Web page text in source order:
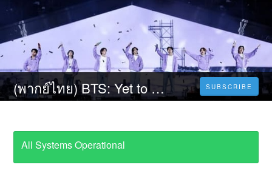
(พากย์ไทย) BTS: Yet to Come in Cinemas (2023) FULL HD เรื่องเต็ม SUBSCRIBE
All Systems Operational